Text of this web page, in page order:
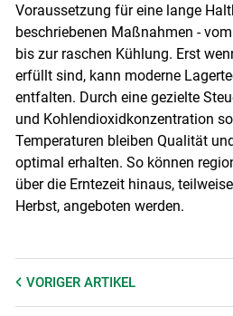
Voraussetzung für eine lange
beschriebenen Maßnahmen -
bis zur raschen Kühlung. Erst
erfüllt sind, kann moderne
entfalten. Durch eine gezielte
und Kohlendioxidkonzentration
Temperaturen bleiben Qualität
optimal erhalten. So können
über die Erntezeit hinaus,
Herbst, angeboten werden.
VORIGER ARTIKEL